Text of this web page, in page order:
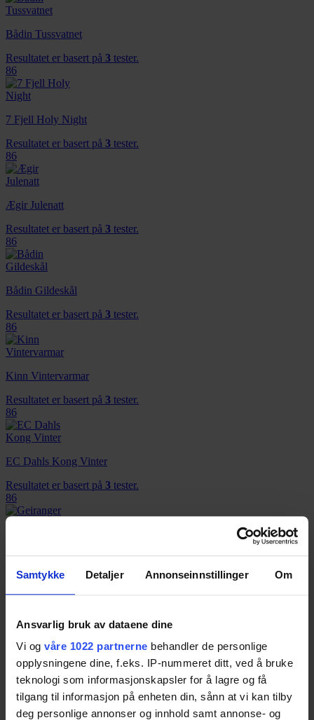
Samtykke Detaljer Annonseinnstillinger Om
Ansvarlig bruk av dataene dine
Vi og våre 1022 partnerne behandler de personlige
opplysningene dine, f.eks. IP-nummeret ditt, ved å bruke
teknologi som informasjonskapsler for å lagre og få
tilgang til informasjon på enheten din, sånn at vi kan tilby
deg personlige annonser og innhold samt annonse- og
Bådin Tussvatnet
Resultatet er basert på 3 tester.
86
7 Fjell Holy Night
Resultatet er basert på 3 tester.
86
Ægir Julenatt
Resultatet er basert på 3 tester.
86
Bådin Gildeskål
Resultatet er basert på 3 tester.
86
Kinn Vintervarmar
Resultatet er basert på 3 tester.
86
EC Dahls Kong Vinter
Resultatet er basert på 3 tester.
86
Resultatet er basert på3tester.
Hogna Vixen
Resultatet er basert på
86